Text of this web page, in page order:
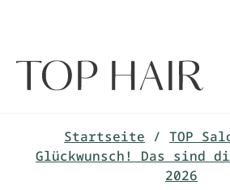
Startseite / TOP
Glückwunsch! Das sind
2026